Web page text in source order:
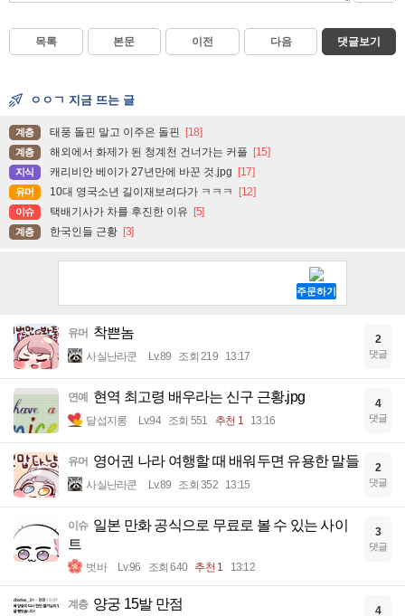
목록 본문 이전 다음 댓글보기
ㅇㅇㄱ 지금 뜨는 글
계층 태풍 돌핀 말고 이주은 돌핀 [18]
계층 해외에서 화제가 된 청계천 건너가는 커플 [15]
지식 캐리비안 베이가 27년만에 바꾼 것.jpg [17]
유머 10대 영국소년 길이재보려다가 ㅋㅋㅋ [12]
이슈 택배기사가 차를 후진한 이유 [5]
계층 한국인들 근황 [3]
유머 착쁜놈
사실난라쿤 Lv.89 조회 219 13:17
2
댓글
연예 현역 최고령 배우라는 신구 근황.jpg
달섭지롱 Lv.94 조회 551 추천 1 13:16
4
댓글
유머 영어권 나라 여행할 때 배워두면 유용한 말들
사실난라쿤 Lv.89 조회 352 13:15
2
댓글
이슈 일본 만화 공식으로 무료로 볼 수 있는 사이
트
벗바 Lv.96 조회 640 추천 1 13:12
3
댓글
계층 양궁 15발 만점 4